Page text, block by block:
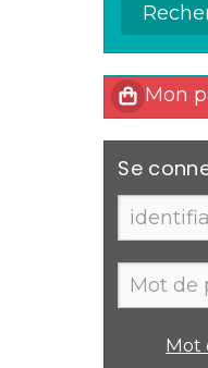
Se
Mot